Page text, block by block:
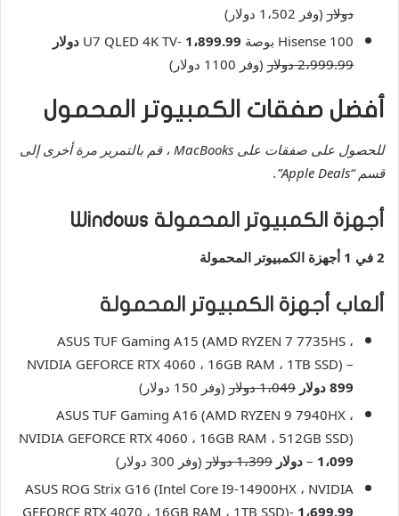
دولار (وفر 1،502 دولار)
Hisense 100 بوصة U7 QLED 4K TV-
1،899.99 دولار
2،999.99 دولار
(وفر 1100 دولار)
أفضل صفقات الكمبيوتر المحمول
للحصول على صفقات على MacBooks ، قم بالتمرير مرة أخرى إلى
قسم “Apple Deals”.
أجهزة الكمبيوتر المحمولة Windows
2 في 1 أجهزة الكمبيوتر المحمولة
ألعاب أجهزة الكمبيوتر المحمولة
ASUS TUF Gaming A15 (AMD RYZEN 7 7735HS ،
NVIDIA GEFORCE RTX 4060 ، 16GB RAM ، 1TB SSD) –
899 دولار
1،049 دولار
(وفر 150 دولار)
ASUS TUF Gaming A16 (AMD RYZEN 9 7940HX ،
NVIDIA GEFORCE RTX 4060 ، 16GB RAM ، 512GB SSD)
– 1،099 دولار 1،399 دولار
(وفر 300 دولار)
ASUS ROG Strix G16 (Intel Core I9-14900HX ، NVIDIA
GEFORCE RTX 4070 ، 16GB RAM ، 1TB SSD)- 1،699.99